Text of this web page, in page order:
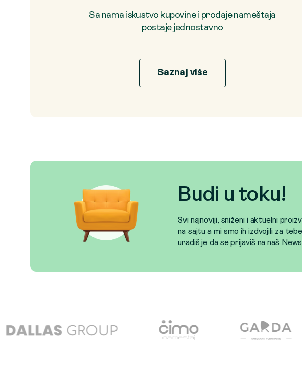
Sa nama iskustvo kupovine i prodaje nameštaja
postaje jednostavno
Saznaj više
Budi u toku!
Svi najnoviji, sniženi i aktuelni
na sajtu a mi smo ih izdvojili za
uradiš je da se prijaviš na naš